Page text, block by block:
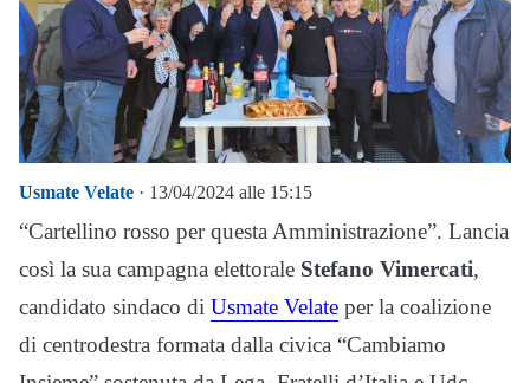
Usmate Velate · 13/04/2024 alle 15:15
“Cartellino rosso per questa Amministrazione”. Lancia
così la sua campagna elettorale Stefano Vimercati,
candidato sindaco di Usmate Velate per la coalizione
di centrodestra formata dalla civica “Cambiamo